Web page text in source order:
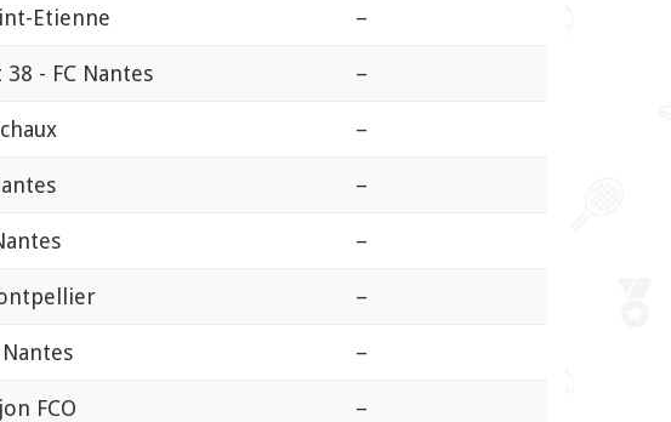
Etienne –
- FC Nantes –
–
–
–
–
–
FCO –